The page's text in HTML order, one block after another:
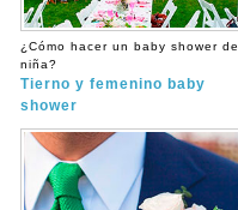
¿Cómo hacer un baby shower de
niña?
Tierno y femenino baby
shower